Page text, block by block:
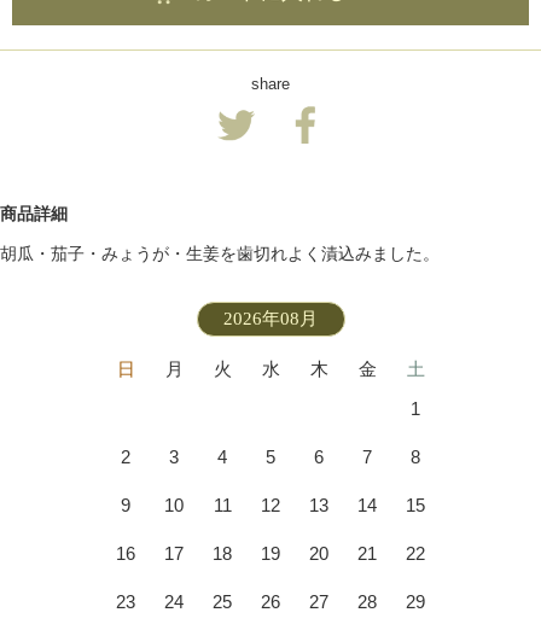
share
商品詳細
胡瓜・茄子・みょうが・生姜を歯切れよく漬込みました。
2026年08月
日 月 火 水 木 金
土
1
2 3 4 5 6 7 8
9 10 11 12 13 14 15
16 17 18 19 20 21 22
23 24 25 26 27 28 29